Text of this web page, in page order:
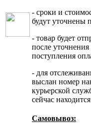
- сроки и
будут уточнены
- товар будет
после уточнения
поступления
- для
выслан номер
курьерской
сейчас
Самовывоз: